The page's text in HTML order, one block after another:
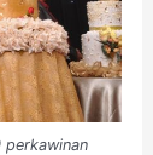
perkawinan